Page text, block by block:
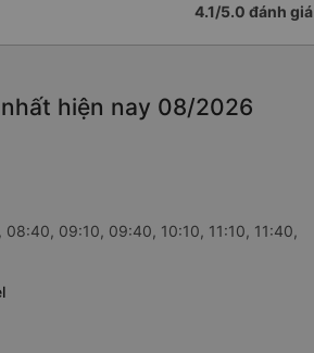
4.1/5.0 đánh giá
hiện nay 08/2026
09:10, 09:40, 10:10, 11:10, 11:40,